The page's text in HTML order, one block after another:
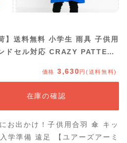
】送料無料 小学生 雨具 子供用
ドセル対応 CRAZY PATTERN
カッパ ジュニア ブランド フ
価格 3,630円(送料無料)
在庫の確認
お出かけ！子供用合羽 傘 キッ
学準備 遠足 【ユアーズアーミ